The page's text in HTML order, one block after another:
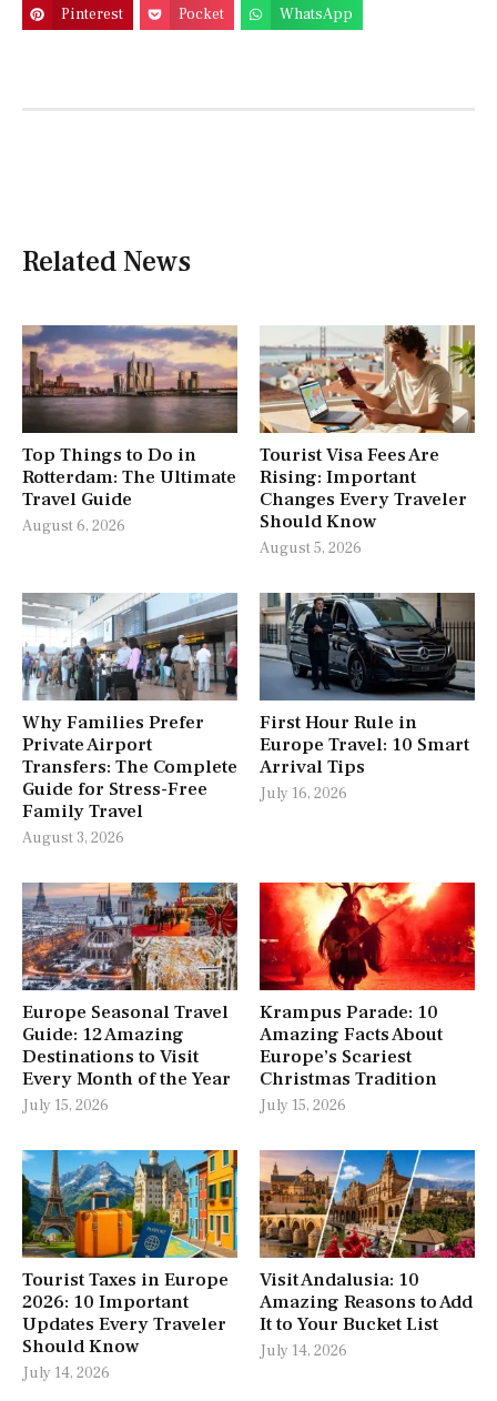
Pinterest
Pocket WhatsApp
Related News
Top Things to Do in
Rotterdam: The Ultimate
Travel Guide
August 6, 2026
Tourist Visa Fees Are
Rising: Important
Changes Every Traveler
Should Know
August 5, 2026
Why Families Prefer
Private Airport
Transfers: The Complete
Guide for Stress-Free
Family Travel
August 3, 2026
First Hour Rule in
Europe Travel: 10 Smart
Arrival Tips
July 16, 2026
Europe Seasonal Travel
Guide: 12 Amazing
Destinations to Visit
Every Month of the Year
July 15, 2026
Krampus Parade: 10
Amazing Facts About
Europe’s Scariest
Christmas Tradition
July 15, 2026
Tourist Taxes in Europe
2026: 10 Important
Updates Every Traveler
Should Know
July 14, 2026
Visit Andalusia: 10
Amazing Reasons to Add
It to Your Bucket List
July 14, 2026